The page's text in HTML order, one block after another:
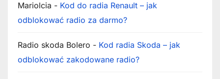
Mariolcia - Kod do radia Renault – jak
odblokować radio za darmo?
Radio skoda Bolero - Kod radia Skoda – jak
odblokować zakodowane radio?